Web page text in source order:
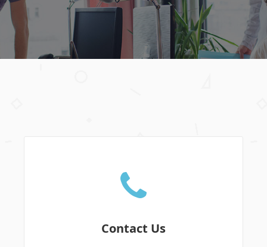
Contact Us